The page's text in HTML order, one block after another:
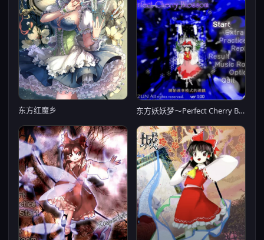
东方红魔乡 东方妖妖梦～Perfect Cherry Blossom～